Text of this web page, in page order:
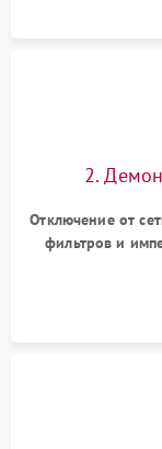
2.
Отключение от
фильтров и